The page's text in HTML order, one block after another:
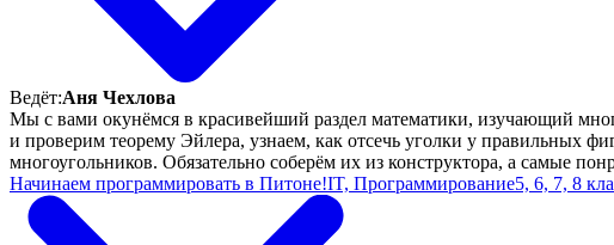
Ведёт:Аня Чехлова
Мы с вами окунёмся в красивейший раздел математики, изучающий
и проверим теорему Эйлера, узнаем, как отсечь уголки у правильных
многоугольников. Обязательно соберём их из конструктора, а самые
Начинаем программировать в Питоне!IT, Программирование5, 6, 7, 8